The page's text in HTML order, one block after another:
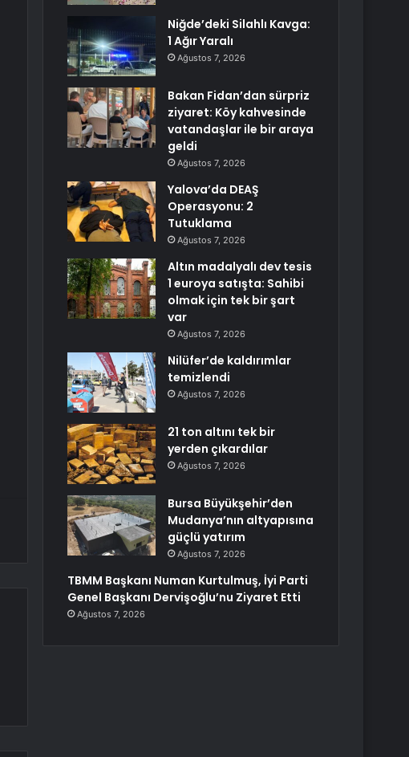
Niğde’deki Silahlı Kavga:
1 Ağır Yaralı
Ağustos 7, 2026
Bakan Fidan’dan sürpriz
ziyaret: Köy kahvesinde
vatandaşlar ile bir araya
geldi
Ağustos 7, 2026
Yalova’da DEAŞ
Operasyonu: 2
Tutuklama
Ağustos 7, 2026
Altın madalyalı dev tesis
1 euroya satışta: Sahibi
olmak için tek bir şart
var
Ağustos 7, 2026
Nilüfer’de kaldırımlar
temizlendi
Ağustos 7, 2026
21 ton altını tek bir
yerden çıkardılar
Ağustos 7, 2026
Bursa Büyükşehir’den
Mudanya’nın altyapısına
güçlü yatırım
Ağustos 7, 2026
TBMM Başkanı Numan Kurtulmuş, İyi Parti
Genel Başkanı Dervişoğlu’nu Ziyaret Etti
Ağustos 7, 2026